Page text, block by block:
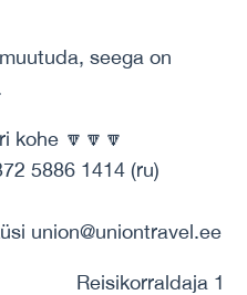
seega on
kohe 🔽🔽🔽
5886 1414 (ru)
union@uniontravel.ee
Reisikorraldaja 1